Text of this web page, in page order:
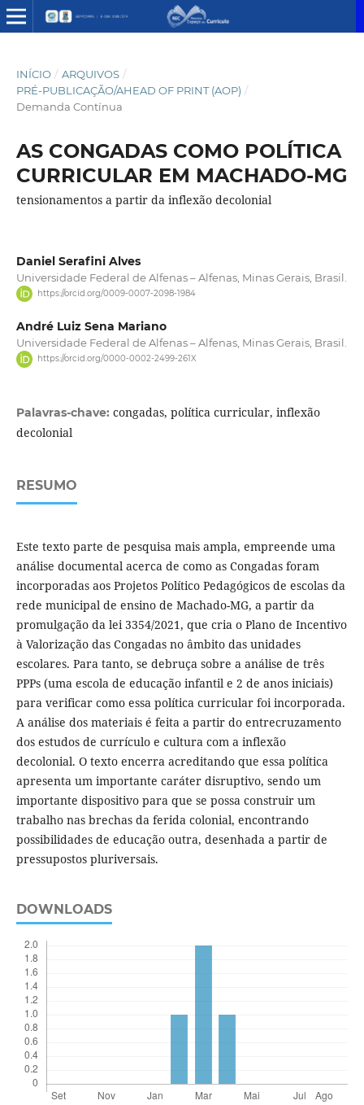
INÍCIO / ARQUIVOS /
PRÉ-PUBLICAÇÃO/AHEAD OF PRINT (AOP) /
Demanda Contínua
AS CONGADAS COMO POLÍTICA
CURRICULAR EM MACHADO-MG
tensionamentos a partir da inflexão decolonial
Daniel Serafini Alves
Universidade Federal de Alfenas – Alfenas, Minas Gerais, Brasil.
https://orcid.org/0009-0007-2098-1984
André Luiz Sena Mariano
Universidade Federal de Alfenas – Alfenas, Minas Gerais, Brasil.
https://orcid.org/0000-0002-2499-261X
Palavras-chave: congadas, política curricular, inflexão
decolonial
RESUMO
Este texto parte de pesquisa mais ampla, empreende uma
análise documental acerca de como as Congadas foram
incorporadas aos Projetos Político Pedagógicos de escolas da
rede municipal de ensino de Machado-MG, a partir da
promulgação da lei 3354/2021, que cria o Plano de Incentivo
à Valorização das Congadas no âmbito das unidades
escolares. Para tanto, se debruça sobre a análise de três
PPPs (uma escola de educação infantil e 2 de anos iniciais)
para verificar como essa política curricular foi incorporada.
A análise dos materiais é feita a partir do entrecruzamento
dos estudos de currículo e cultura com a inflexão
decolonial. O texto encerra acreditando que essa política
apresenta um importante caráter disruptivo, sendo um
importante dispositivo para que se possa construir um
trabalho nas brechas da ferida colonial, encontrando
possibilidades de educação outra, desenhada a partir de
pressupostos pluriversais.
DOWNLOADS